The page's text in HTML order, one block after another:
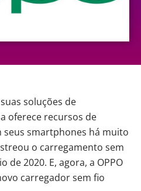
soluções de
oferece recursos de
smartphones há muito
o carregamento sem
de 2020. E, agora, a OPPO
carregador sem fio